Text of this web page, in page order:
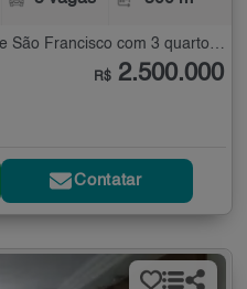
Casa Térrea à Venda na Cidade São Francisco com 3 quartos - 300 m²
R$ 2.500.000
Contatar